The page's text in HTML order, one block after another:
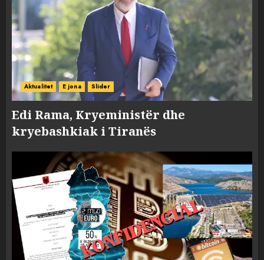
Aktualitet E jona Slider
Edi Rama, Kryeministër dhe
kryebashkiak i Tiranës